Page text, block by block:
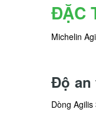
ĐẶC
Michelin
Độ an
Dòng